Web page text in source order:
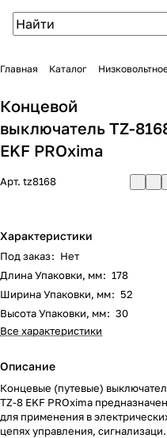
Главная Каталог
Концевой
выключатель TZ-
EKF PROxima
Арт. tz8168
Характеристики
Под заказ: Нет
Длина Упаковки, мм: 178
Ширина Упаковки, мм: 52
Высота Упаковки, мм: 30
Все характеристики
Описание
Концевые (путевые)
TZ-8 EKF PROxima
для применения в
цепях управления,